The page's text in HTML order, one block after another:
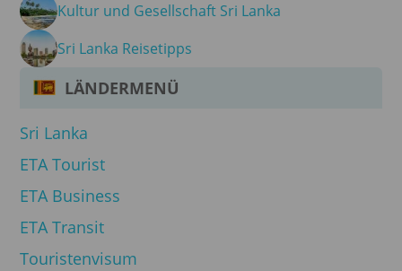
Kultur und Gesellschaft Sri Lanka
Sri Lanka Reisetipps
LÄNDERMENÜ
Sri Lanka
ETA Tourist
ETA Business
ETA Transit
Touristenvisum